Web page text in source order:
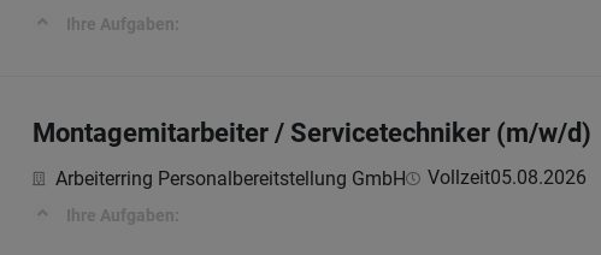
Ihre Aufgaben:
Montagemitarbeiter / Servicetechniker (m/w/d)
Arbeiterring Personalbereitstellung GmbH Vollzeit05.08.2026
Ihre Aufgaben: